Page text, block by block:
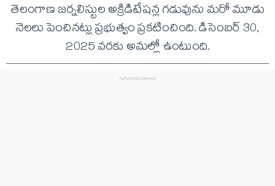
తెలంగాణ జర్నలిస్టుల అక్రిడిటేషన్ల గడువును మరో మూడు
నెలలు పెంచినట్లు ప్రభుత్వం ప్రకటించింది. డిసెంబర్ 30,
2025 వరకు అమల్లో ఉంటుంది.